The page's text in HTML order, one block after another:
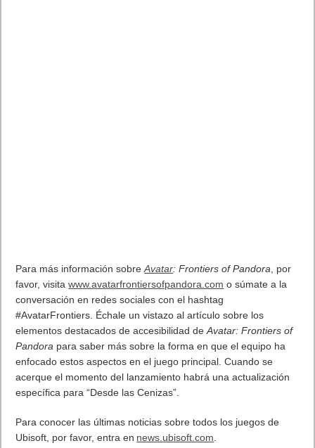
Para más información sobreAvatar: Frontiers of Pandora, por
favor, visitawww.avatarfrontiersofpandora.com o súmate a la
conversación en redes sociales con el hashtag
#AvatarFrontiers. Échale un vistazo al artículo sobre los
elementos destacados de accesibilidad deAvatar: Frontiers of
Pandora para saber más sobre la forma en que el equipo ha
enfocado estos aspectos en el juego principal. Cuando se
acerque el momento del lanzamiento habrá una actualización
específica para “Desde las Cenizas”.
Para conocer las últimas noticias sobre todos los juegos de
Ubisoft, por favor, entra en news.ubisoft.com.